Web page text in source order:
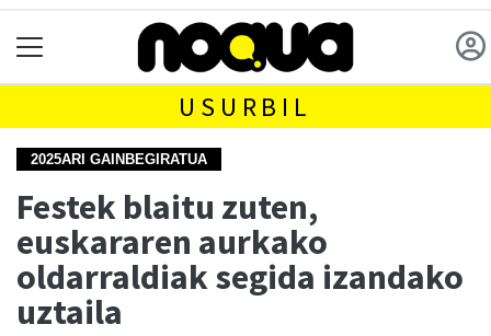
USURBIL
2025ARI GAINBEGIRATUA
Festek blaitu zuten,
euskararen aurkako
oldarraldiak segida izandako
uztaila